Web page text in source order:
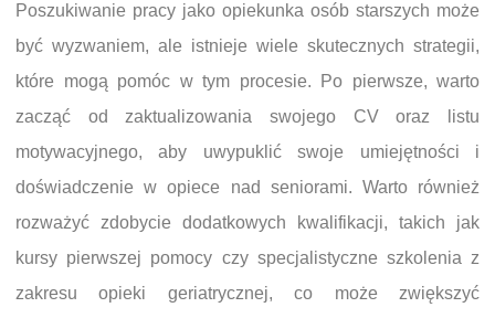
Poszukiwanie pracy jako opiekunka osób starszych może
być wyzwaniem, ale istnieje wiele skutecznych strategii,
które mogą pomóc w tym procesie. Po pierwsze, warto
zacząć od zaktualizowania swojego CV oraz listu
motywacyjnego, aby uwypuklić swoje umiejętności i
doświadczenie w opiece nad seniorami. Warto również
rozważyć zdobycie dodatkowych kwalifikacji, takich jak
kursy pierwszej pomocy czy specjalistyczne szkolenia z
zakresu opieki geriatrycznej, co może zwiększyć